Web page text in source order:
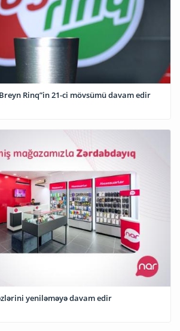
Rinq”in 21-ci mövsümü davam edir
yeniləməyə davam edir